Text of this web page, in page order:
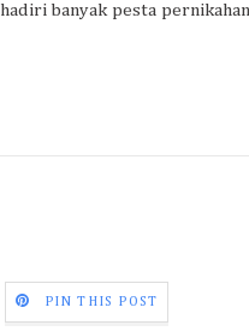
banyak pesta
PIN THIS POST